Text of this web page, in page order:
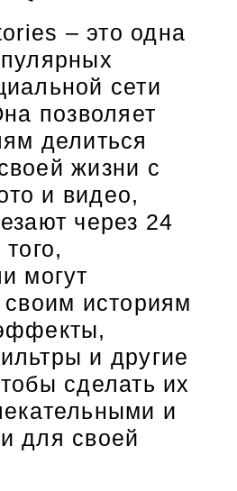
– это одна
сети
позволяет
делиться
жизни с
и видео,
через 24
могут
своим историям
и другие
сделать их
и
для своей